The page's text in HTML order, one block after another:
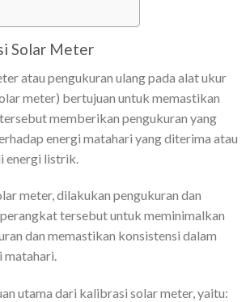
Solar Meter
atau pengukuran ulang pada alat ukur
meter) bertujuan untuk memastikan
memberikan pengukuran yang
energi matahari yang diterima atau
energi listrik.
meter, dilakukan pengukuran dan
tersebut untuk meminimalkan
dan memastikan konsistensi dalam
matahari.
utama dari kalibrasi solar meter, yaitu: